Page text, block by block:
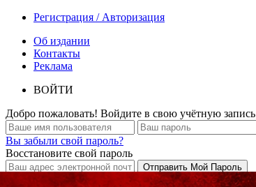
Регистрация / Авторизация
Об издании
Контакты
Реклама
ВОЙТИ
Добро пожаловать! Войдите в свою учётную запись
Вы забыли свой пароль?
Восстановите свой пароль
Кто есть кто в Байкальском регионе